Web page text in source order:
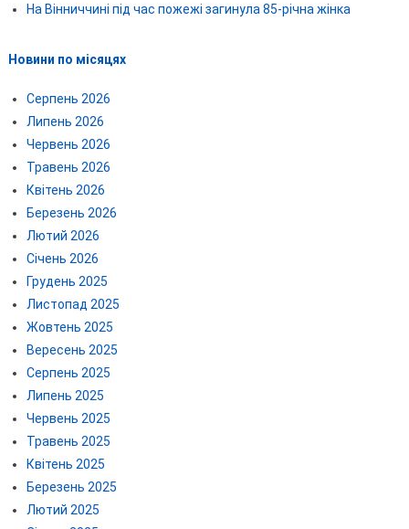
На Вінниччині під час пожежі загинула 85-річна жінка
Новини по місяцях
Серпень 2026
Липень 2026
Червень 2026
Травень 2026
Квітень 2026
Березень 2026
Лютий 2026
Січень 2026
Грудень 2025
Листопад 2025
Жовтень 2025
Вересень 2025
Серпень 2025
Липень 2025
Червень 2025
Травень 2025
Квітень 2025
Березень 2025
Лютий 2025